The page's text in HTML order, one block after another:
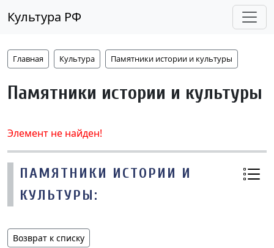
Культура РФ
Главная Культура Памятники истории и культуры
Памятники истории и культуры
Элемент не найден!
ПАМЯТНИКИ ИСТОРИИ И
КУЛЬТУРЫ:
Возврат к списку